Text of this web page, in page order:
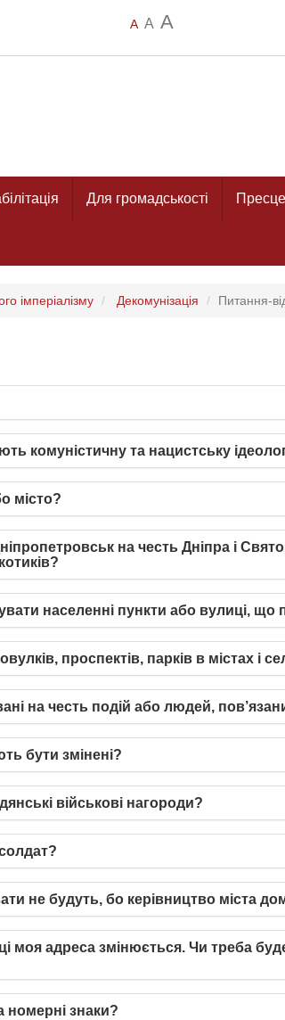
A A A
Для громадськості
імперіалізму Декомунізація Питання-
комуністичну та нацистську
місто?
на честь Дніпра і
населенні пункти або вулиці, що
проспектів, парків в містах і
на честь подій або людей,
бути змінені?
військові нагороди?
не будуть, бо керівництво міста
моя адреса змінюється. Чи треба
номерні знаки?